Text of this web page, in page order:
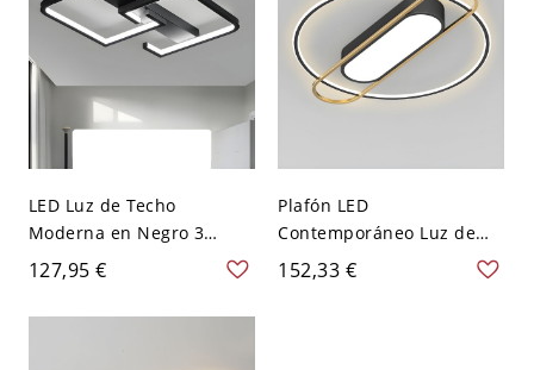
LED Luz de Techo
Moderna en Negro 3
Luces Semi Plafón de
Metal para Dormitorio -
Negro 110 A 120 V
127,95 €
Plafón LED
Contemporáneo Luz de
Techo de Metal para
Habitación - Negro Mate
152,33 €